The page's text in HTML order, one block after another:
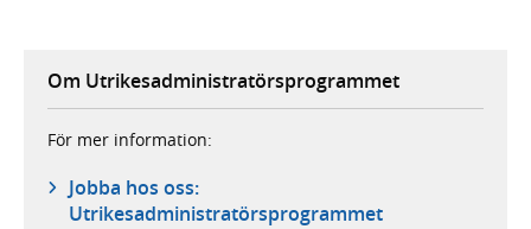
Om Utrikesadministratörsprogrammet
För mer information:
Jobba hos oss:
Utrikesadministratörsprogrammet